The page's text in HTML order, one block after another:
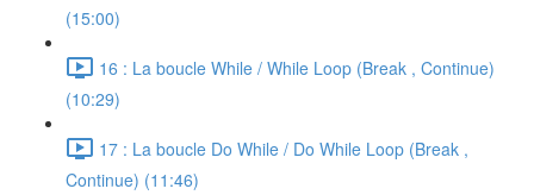
(15:00)
16 : La boucle While / While Loop (Break , Continue)
(10:29)
17 : La boucle Do While / Do While Loop (Break ,
Continue) (11:46)